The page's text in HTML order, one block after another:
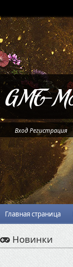
ВходРегистрация
Главная страница
Новинки